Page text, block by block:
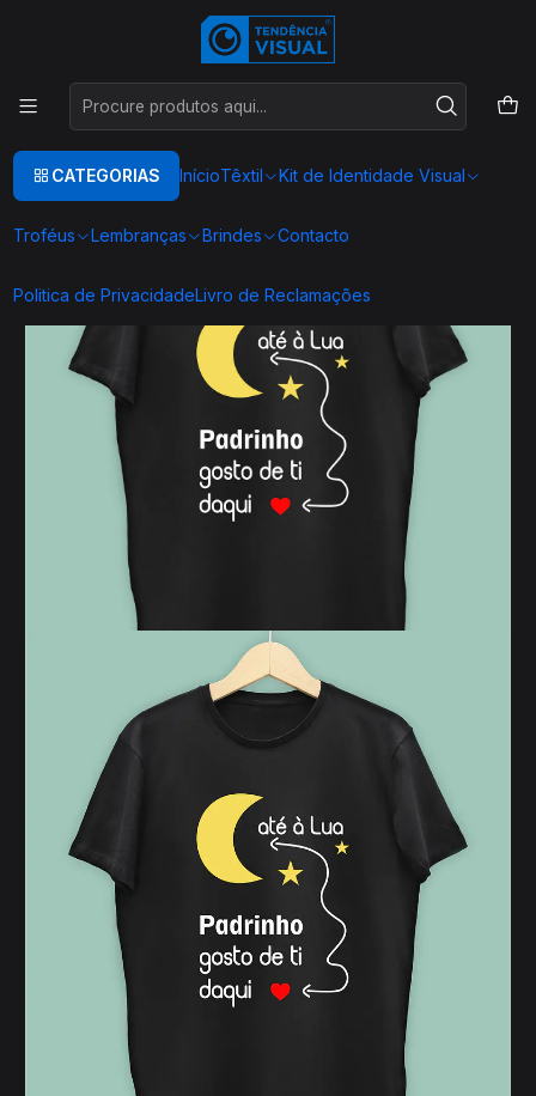
CATEGORIAS InícioTêxtil Kit de Identidade Visual
Troféus Lembranças Brindes Contacto
Politica de PrivacidadeLivro de Reclamações
Este é o texto do slideLer mais